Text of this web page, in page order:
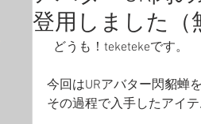
神将交換副将 ラン
登用しました（
  どうも！teketekeです。
今回はURアバター閃貂蝉
その過程で入手したアイ